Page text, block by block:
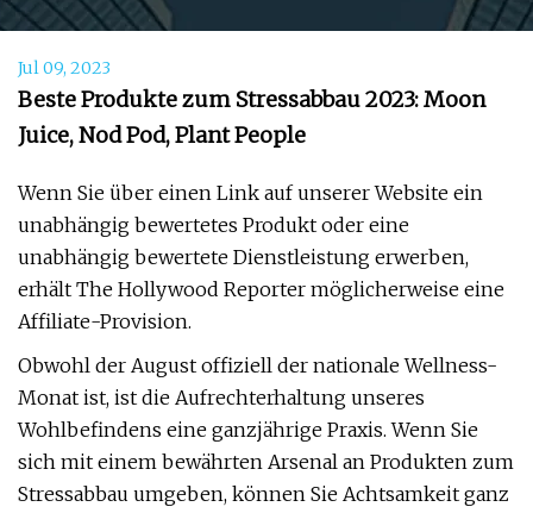
Jul 09, 2023
Beste Produkte zum Stressabbau 2023: Moon
Juice, Nod Pod, Plant People
Wenn Sie über einen Link auf unserer Website ein
unabhängig bewertetes Produkt oder eine
unabhängig bewertete Dienstleistung erwerben,
erhält The Hollywood Reporter möglicherweise eine
Affiliate-Provision.
Obwohl der August offiziell der nationale Wellness-
Monat ist, ist die Aufrechterhaltung unseres
Wohlbefindens eine ganzjährige Praxis. Wenn Sie
sich mit einem bewährten Arsenal an Produkten zum
Stressabbau umgeben, können Sie Achtsamkeit ganz